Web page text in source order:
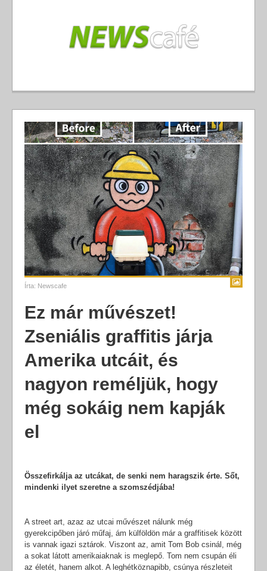
Írta: Newscafe
Ez már művészet!
Zseniális graffitis járja
Amerika utcáit, és
nagyon reméljük, hogy
még sokáig nem kapják
el
Összefirkálja az utcákat, de senki nem haragszik érte. Sőt,
mindenki ilyet szeretne a szomszédjába!
A street art, azaz az utcai művészet nálunk még
gyerekcipőben járó műfaj, ám külföldön már a graffitisek között
is vannak igazi sztárok. Viszont az, amit Tom Bob csinál, még
a sokat látott amerikaiaknak is meglepő. Tom nem csupán éli
az életét, hanem alkot. A leghétköznapibb, csúnya részleteit